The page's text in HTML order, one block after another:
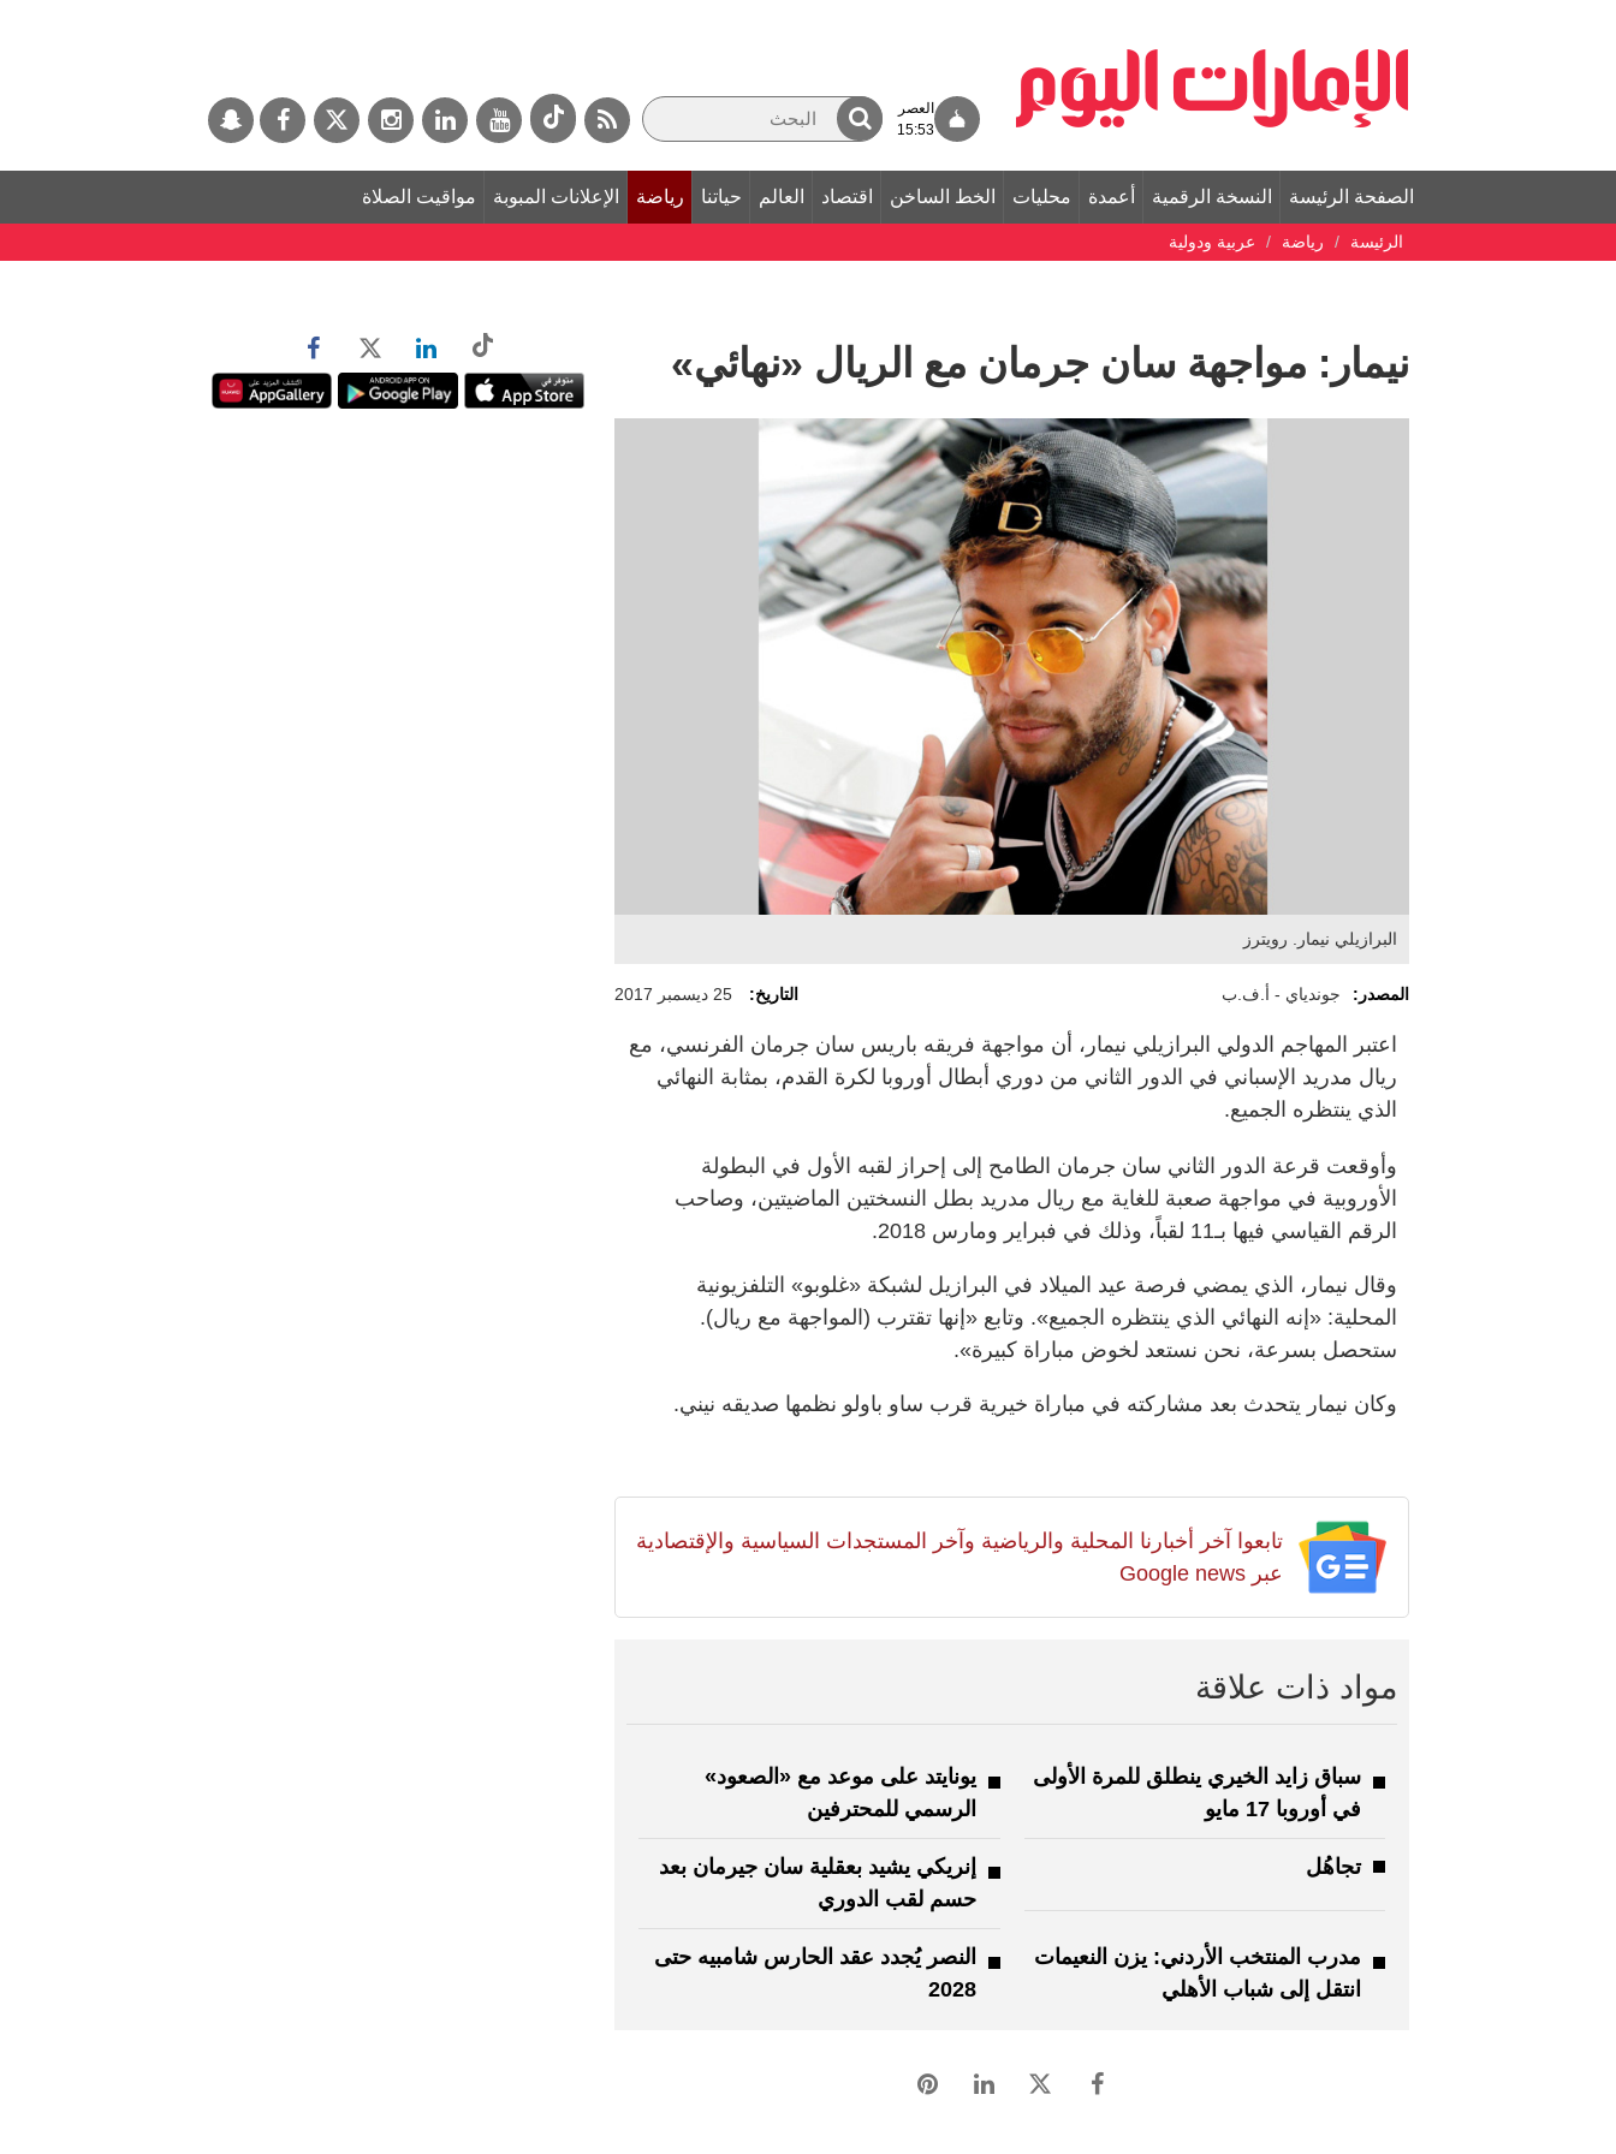
العصر
15:53
الصفحة الرئيسة النسخة الرقمية أعمدة محليات الخط الساخن اقتصاد العالم حياتنا رياضة الإعلانات المبوبة مواقيت الصلاة
الرئيسة رياضة عربية ودولية
نيمار: مواجهة سان جرمان مع الريال «نهائي»
البرازيلي نيمار. رويترز
المصدر: جوندياي - أ.ف.ب التاريخ: 25 ديسمبر 2017
اعتبر المهاجم الدولي البرازيلي نيمار، أن مواجهة فريقه باريس سان جرمان الفرنسي، مع
ريال مدريد الإسباني في الدور الثاني من دوري أبطال أوروبا لكرة القدم، بمثابة النهائي
الذي ينتظره الجميع.
وأوقعت قرعة الدور الثاني سان جرمان الطامح إلى إحراز لقبه الأول في البطولة
الأوروبية في مواجهة صعبة للغاية مع ريال مدريد بطل النسختين الماضيتين، وصاحب
الرقم القياسي فيها بـ11 لقباً، وذلك في فبراير ومارس 2018.
وقال نيمار، الذي يمضي فرصة عيد الميلاد في البرازيل لشبكة «غلوبو» التلفزيونية
المحلية: «إنه النهائي الذي ينتظره الجميع». وتابع «إنها تقترب (المواجهة مع ريال).
ستحصل بسرعة، نحن نستعد لخوض مباراة كبيرة».
وكان نيمار يتحدث بعد مشاركته في مباراة خيرية قرب ساو باولو نظمها صديقه نيني.
تابعوا آخر أخبارنا المحلية والرياضية وآخر المستجدات السياسية والإقتصادية
عبر Google news
مواد ذات علاقة
سباق زايد الخيري ينطلق للمرة الأولى
في أوروبا 17 مايو
يونايتد على موعد مع «الصعود»
الرسمي للمحترفين
تجاهُل
إنريكي يشيد بعقلية سان جيرمان بعد
حسم لقب الدوري
مدرب المنتخب الأردني: يزن النعيمات
انتقل إلى شباب الأهلي
النصر يُجدد عقد الحارس شامبيه حتى
2028